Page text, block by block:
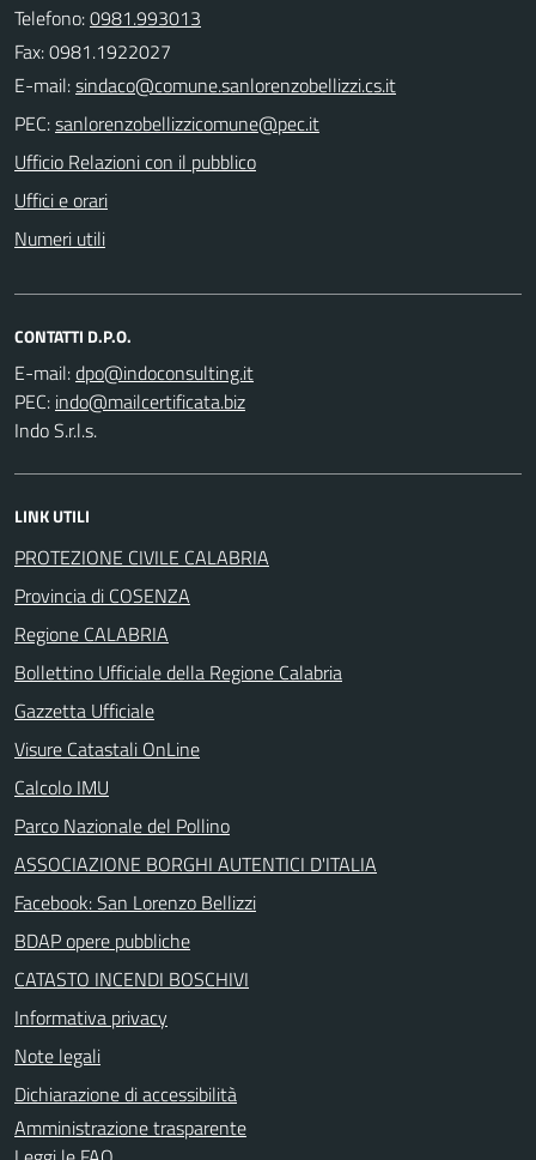
Telefono:0981.993013
Fax: 0981.1922027
E-mail:
PEC:
Ufficio Relazioni con il pubblico
Uffici e orari
Numeri utili
CONTATTI D.P.O.
E-mail:
PEC:
Indo S.r.l.s.
LINK UTILI
PROTEZIONE CIVILE CALABRIA
Provincia di COSENZA
Regione CALABRIA
Bollettino Ufficiale della Regione Calabria
Gazzetta Ufficiale
Visure Catastali OnLine
Calcolo IMU
Parco Nazionale del Pollino
ASSOCIAZIONE BORGHI AUTENTICI D'ITALIA
Facebook: San Lorenzo Bellizzi
BDAP opere pubbliche
CATASTO INCENDI BOSCHIVI
Informativa privacy
Note legali
Dichiarazione di accessibilità
Amministrazione trasparente